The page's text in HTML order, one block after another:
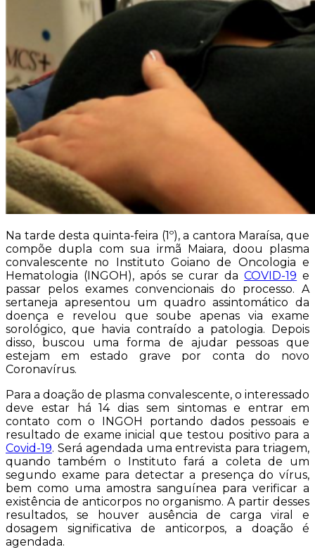
Na tarde desta quinta-feira (1º), a cantora Maraísa, que
compõe dupla com sua irmã Maiara, doou plasma
convalescente no Instituto Goiano de Oncologia e
Hematologia (INGOH), após se curar daCOVID-19 e
passar pelos exames convencionais do processo. A
sertaneja apresentou um quadro assintomático da
doença e revelou que soube apenas via exame
sorológico, que havia contraído a patologia. Depois
disso, buscou uma forma de ajudar pessoas que
estejam em estado grave por conta do novo
Coronavírus.
Para a doação de plasma convalescente, o interessado
deve estar há 14 dias sem sintomas e entrar em
contato com o INGOH portando dados pessoais e
resultado de exame inicial que testou positivo para a
Covid-19. Será agendada uma entrevista para triagem,
quando também o Instituto fará a coleta de um
segundo exame para detectar a presença do vírus,
bem como uma amostra sanguínea para verificar a
existência de anticorpos no organismo. A partir desses
resultados, se houver ausência de carga viral e
dosagem significativa de anticorpos, a doação é
agendada.